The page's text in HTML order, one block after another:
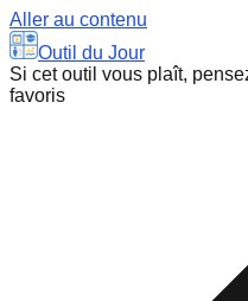
Aller au contenu
Outil du Jour
Si cet outil vous plaît,
favoris